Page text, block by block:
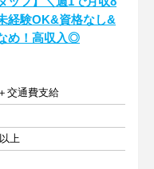
経験OK&資格なし&
め！高収入◎
交通費支給
上